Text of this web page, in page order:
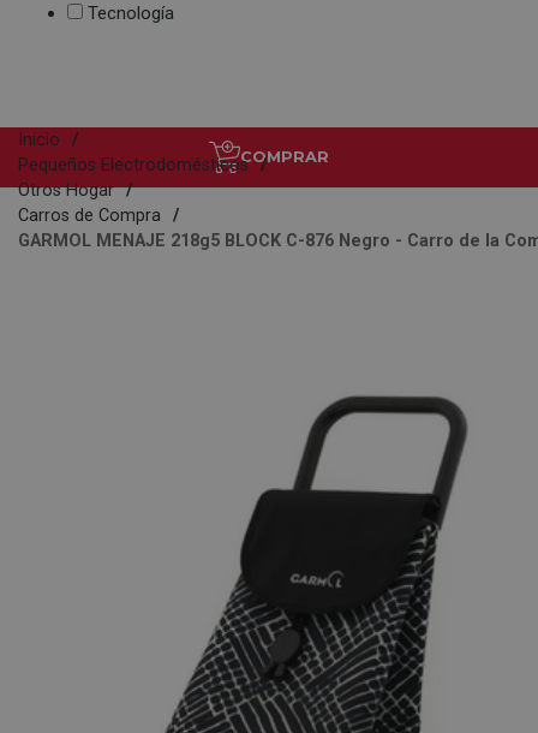
Tecnología
COMPRAR
Inicio
Pequeños Electrodomésticos
Otros Hogar
Carros de Compra
GARMOL MENAJE 218g5 BLOCK C-876 Negro - Carro de la